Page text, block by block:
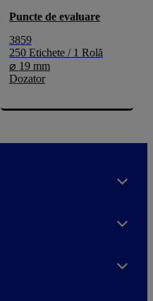
Puncte de evaluare
3859
250 Etichete / 1 Rolă
⌀ 19 mm
Dozator
Expand
Expand
Expand